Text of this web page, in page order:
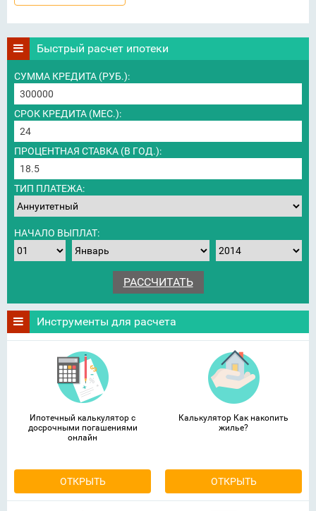
Быстрый расчет ипотеки
СУММА КРЕДИТА (РУБ.):
СРОК КРЕДИТА (МЕС.):
ПРОЦЕНТНАЯ СТАВКА (В ГОД.):
ТИП ПЛАТЕЖА:
НАЧАЛО ВЫПЛАТ:
Инструменты для расчета
Ипотечный калькулятор с
досрочными погашениями
онлайн
ОТКРЫТЬ
Калькулятор Как накопить
жилье?
ОТКРЫТЬ